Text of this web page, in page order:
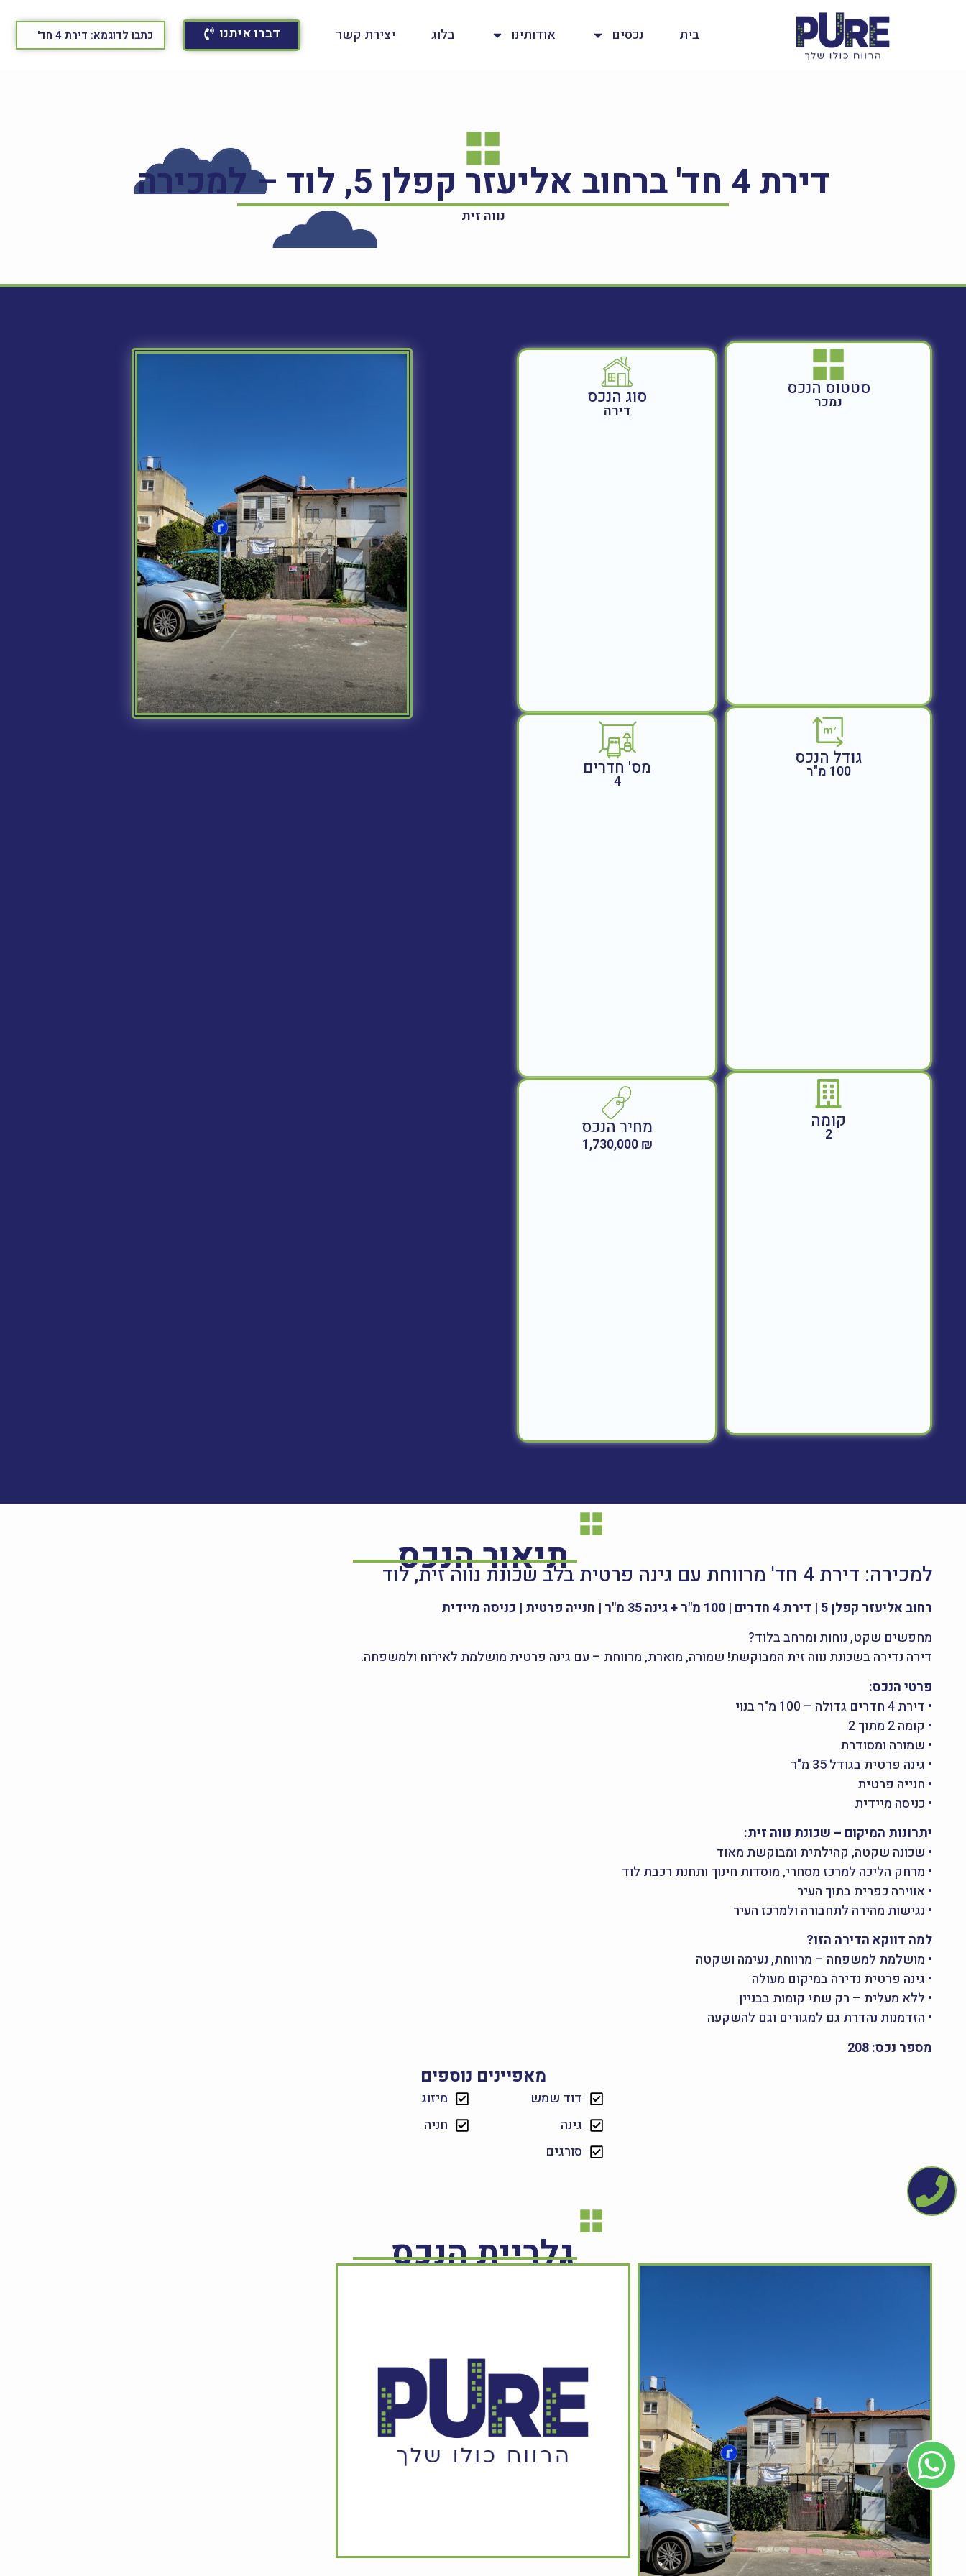
בית נכסים אודותינו בלוג יצירת קשר דברו איתנו
דירת 4 חד' ברחוב אליעזר קפלן 5, לוד – למכירה
נווה זית
סטטוס הנכס
נמכר
גודל הנכס
100 מ"ר
קומה
2
סוג הנכס
דירה
מס' חדרים
4
מחיר הנכס
₪ 1,730,000
תיאור הנכס למכירה: דירת 4 חד' מרווחת עם גינה פרטית בלב שכונת נווה זית, לוד
רחוב אליעזר קפלן 5 | דירת 4 חדרים | 100 מ"ר + גינה 35 מ"ר | חנייה פרטית | כניסה מיידית
מחפשים שקט, נוחות ומרחב בלוד?
דירה נדירה בשכונת נווה זית המבוקשת! שמורה, מוארת, מרווחת – עם גינה פרטית מושלמת לאירוח ולמשפחה.
פרטי הנכס:
• דירת 4 חדרים גדולה – 100 מ"ר בנוי
• קומה 2 מתוך 2
• שמורה ומסודרת
• גינה פרטית בגודל 35 מ"ר
• חנייה פרטית
• כניסה מיידית
יתרונות המיקום – שכונת נווה זית:
• שכונה שקטה, קהילתית ומבוקשת מאוד
• מרחק הליכה למרכז מסחרי, מוסדות חינוך ותחנת רכבת לוד
• אווירה כפרית בתוך העיר
• נגישות מהירה לתחבורה ולמרכז העיר
למה דווקא הדירה הזו?
• מושלמת למשפחה – מרווחת, נעימה ושקטה
• גינה פרטית נדירה במיקום מעולה
• ללא מעלית – רק שתי קומות בבניין
• הזדמנות נהדרת גם למגורים וגם להשקעה
מספר נכס: 208
מאפיינים נוספים
דוד שמש
מיזוג
גינה
חניה
סורגים
גלריית הנכס